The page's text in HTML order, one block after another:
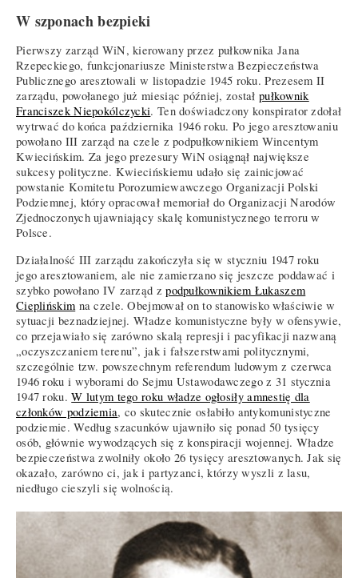
W szponach bezpieki
Pierwszy zarząd WiN, kierowany przez pułkownika Jana
Rzepeckiego, funkcjonariusze Ministerstwa Bezpieczeństwa
Publicznego aresztowali w listopadzie 1945 roku. Prezesem II
zarządu, powołanego już miesiąc później, zostałpułkownik
Franciszek Niepokólczycki. Ten doświadczony konspirator zdołał
wytrwać do końca października 1946 roku. Po jego aresztowaniu
powołano III zarząd na czele z podpułkownikiem Wincentym
Kwiecińskim. Za jego prezesury WiN osiągnął największe
sukcesy polityczne. Kwiecińskiemu udało się zainicjować
powstanie Komitetu Porozumiewawczego Organizacji Polski
Podziemnej, który opracował memoriał do Organizacji Narodów
Zjednoczonych ujawniający skalę komunistycznego terroru w
Polsce.
Działalność III zarządu zakończyła się w styczniu 1947 roku
jego aresztowaniem, ale nie zamierzano się jeszcze poddawać i
szybko powołano IV zarząd zpodpułkownikiem Łukaszem
Cieplińskim na czele. Obejmował on to stanowisko właściwie w
sytuacji beznadziejnej. Władze komunistyczne były w ofensywie,
co przejawiało się zarówno skalą represji i pacyfikacji nazwaną
„oczyszczaniem terenu”, jak i fałszerstwami politycznymi,
szczególnie tzw. powszechnym referendum ludowym z czerwca
1946 roku i wyborami do Sejmu Ustawodawczego z 31 stycznia
1947 roku.W lutym tego roku władze ogłosiły amnestię dla
członków podziemia, co skutecznie osłabiło antykomunistyczne
podziemie. Według szacunków ujawniło się ponad 50 tysięcy
osób, głównie wywodzących się z konspiracji wojennej. Władze
bezpieczeństwa zwolniły około 26 tysięcy aresztowanych. Jak się
okazało, zarówno ci, jak i partyzanci, którzy wyszli z lasu,
niedługo cieszyli się wolnością.